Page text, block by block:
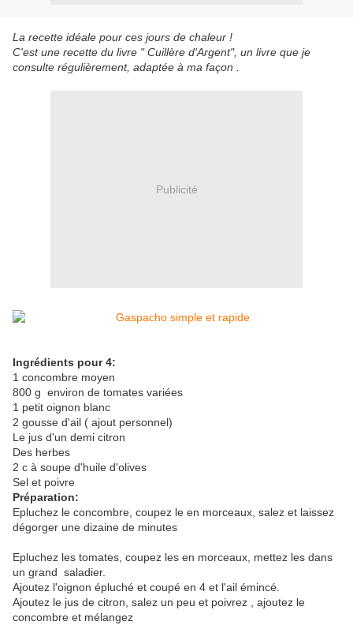
La recette idéale pour ces jours de chaleur !
C'est une recette du livre " Cuillère d'Argent", un livre que je
consulte régulièrement, adaptée à ma façon .
Publicité
Ingrédients pour 4:
1 concombre moyen
800 g environ de tomates variées
1 petit oignon blanc
2 gousse d'ail ( ajout personnel)
Le jus d'un demi citron
Des herbes
2 c à soupe d'huile d'olives
Sel et poivre
Préparation:
Epluchez le concombre, coupez le en morceaux, salez et laissez
dégorger une dizaine de minutes
Epluchez les tomates, coupez les en morceaux, mettez les dans
un grand saladier.
Ajoutez l'oignon épluché et coupé en 4 et l'ail émincé.
Ajoutez le jus de citron, salez un peu et poivrez , ajoutez le
concombre et mélangez